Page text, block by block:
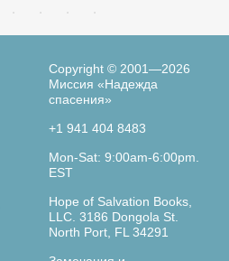
Copyright © 2001—2026
Миссия «Надежда
спасения»
+1 941 404 8483
Mon-Sat: 9:00am-6:00pm.
EST
Hope of Salvation Books,
LLC. 3186 Dongola St.
North Port, FL 34291